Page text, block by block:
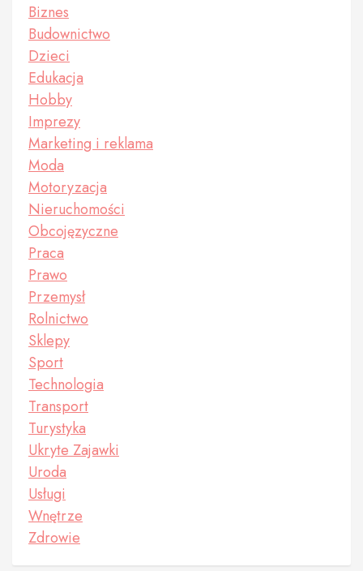
Biznes
Budownictwo
Dzieci
Edukacja
Hobby
Imprezy
Marketing i reklama
Moda
Motoryzacja
Nieruchomości
Obcojęzyczne
Praca
Prawo
Przemysł
Rolnictwo
Sklepy
Sport
Technologia
Transport
Turystyka
Ukryte Zajawki
Uroda
Usługi
Wnętrze
Zdrowie